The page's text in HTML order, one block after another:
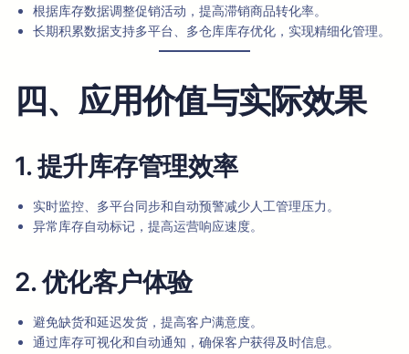
根据库存数据调整促销活动，提高滞销商品转化率。
长期积累数据支持多平台、多仓库库存优化，实现精细化管理。
四、应用价值与实际效果
1. 提升库存管理效率
实时监控、多平台同步和自动预警减少人工管理压力。
异常库存自动标记，提高运营响应速度。
2. 优化客户体验
避免缺货和延迟发货，提高客户满意度。
通过库存可视化和自动通知，确保客户获得及时信息。